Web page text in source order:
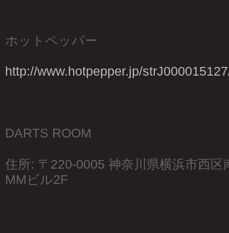
ホットペッパー
http://www.hotpepper.jp/
DARTS ROOM
住所: 〒220-0005 神奈川県横浜市西区
MMビル2F